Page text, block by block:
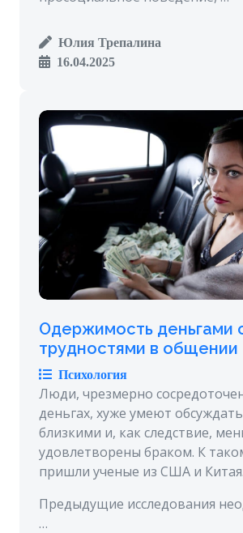
Юлия Трепалина
16.04.2025
Одержимость деньгами
трудностями в общении
Психология
Люди, чрезмерно
деньгах, хуже умеют
близкими и, как следствие,
удовлетворены браком. К
пришли ученые из США и Китая.
Предыдущие исследования
…